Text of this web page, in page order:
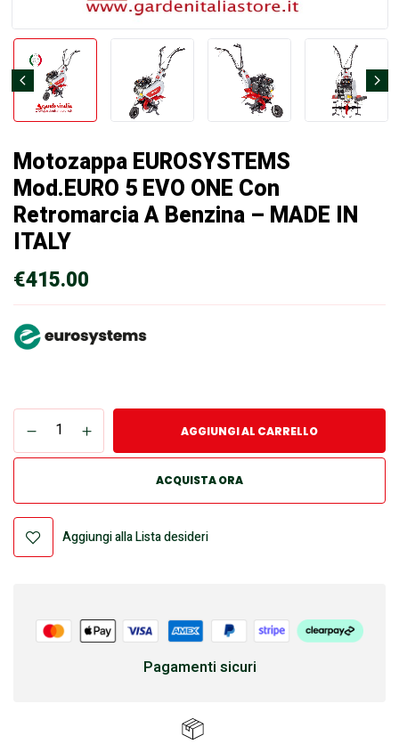
Motozappa EUROSYSTEMS
Mod.EURO 5 EVO ONE Con
Retromarcia A Benzina – MADE IN
ITALY
€415.00
AGGIUNGI AL CARRELLO
ACQUISTA ORA
Aggiungi alla Lista desideri
Pagamenti sicuri